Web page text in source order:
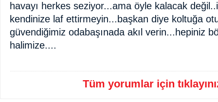
havayı herkes seziyor...ama öyle kalacak
kendinize laf ettirmeyin...başkan diye koltuğa
güvendiğimiz odabaşınada akıl verin...hepiniz
halimize....
Tüm yorumlar için